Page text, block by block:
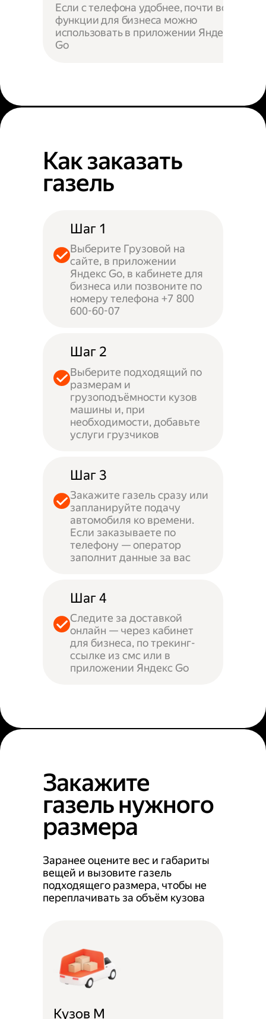
Если с телефона удобнее, почти все
функции для бизнеса можно
использовать в приложении Яндекс
Go
Как заказать
газель
Шаг 1
Выберите Грузовой на
сайте, в приложении
Яндекс Go, в кабинете для
бизнеса или позвоните по
номеру телефона +7 800
600-60-07
Шаг 2
Выберите подходящий по
размерам и
грузоподъёмности кузов
машины и, при
необходимости, добавьте
услуги грузчиков
Шаг 3
Закажите газель сразу или
запланируйте подачу
автомобиля ко времени.
Если заказываете по
телефону — оператор
заполнит данные за вас
Шаг 4
Следите за доставкой
онлайн — через кабинет
для бизнеса, по трекинг-
ссылке из смс или в
приложении Яндекс Go
Закажите
газель нужного
размера
Заранее оцените вес и габариты
вещей и вызовите газель
подходящего размера, чтобы не
переплачивать за объём кузова
Кузов M